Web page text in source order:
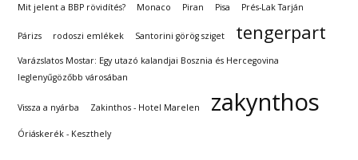
Mit jelent a BBP rövidítés? Monaco Piran Pisa Prés-Lak Tarján
Párizs rodoszi emlékek Santorini görög sziget tengerpart
Varázslatos Mostar: Egy utazó kalandjai Bosznia és Hercegovina
leglenyűgözőbb városában
Vissza a nyárba Zakinthos - Hotel Marelen zakynthos
Óriáskerék - Keszthely